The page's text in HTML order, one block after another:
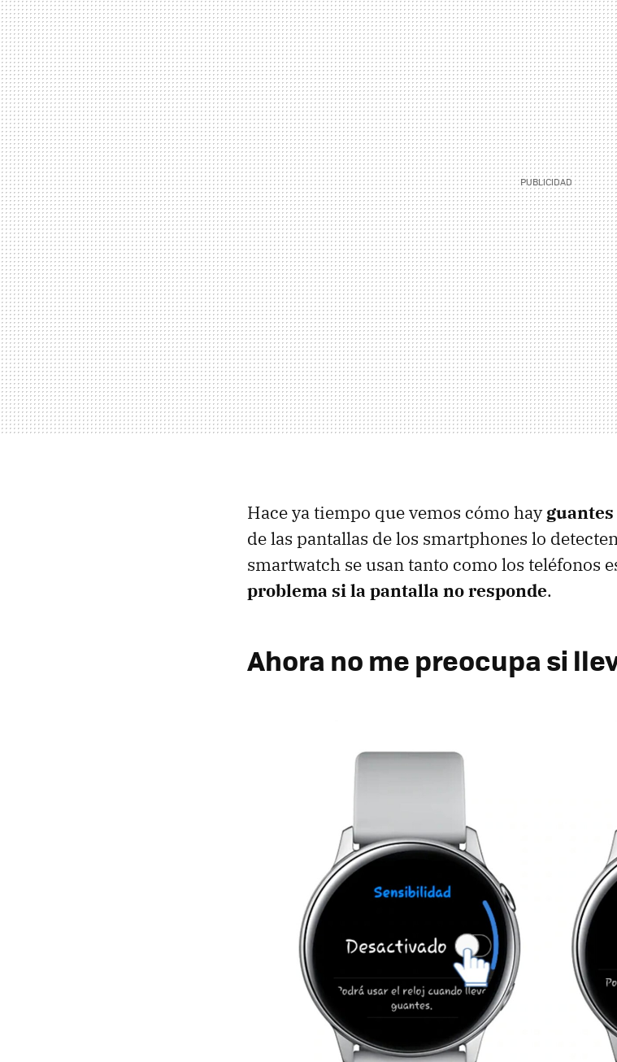
Hace ya tiempo que vemos cómo hay
de las pantallas de los smartphones lo
smartwatch se usan tanto como los teléfonos
problema si la pantalla no responde.
Ahora no me preocupa si